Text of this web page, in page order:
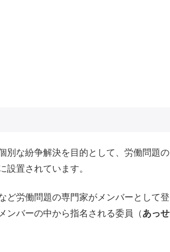
別な紛争解決を目的として、労働問題の
置されています。
ど労働問題の専門家がメンバーとして登
ンバーの中から指名される委員（ あっせ